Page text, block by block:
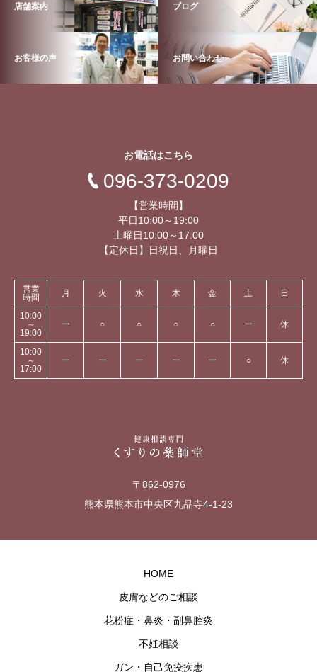
店舗案内 ブログ
お客様の声 お問い合わせ
お電話はこちら
096-373-0209
【営業時間】
平日10:00～19:00
土曜日10:00～17:00
【定休日】日祝日、月曜日
営業
時間
月 火 水 木 金 土 日
10:00
～
19:00
ー ○ ○ ○ ○ ー 休
10:00
～
17:00
ー ー ー ー ー ○ 休
〒862-0976
熊本県熊本市中央区九品寺4-1-23
HOME
皮膚などのご相談
花粉症・鼻炎・副鼻腔炎
不妊相談
ガン・自己免疫疾患